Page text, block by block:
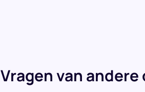
Vragen van andere